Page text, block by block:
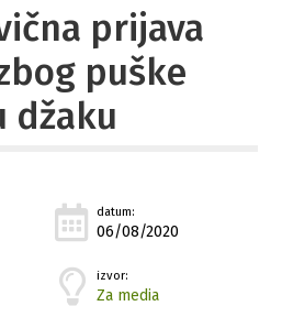
prijava
puške
džaku
datum:
06/08/2020
izvor:
Za media